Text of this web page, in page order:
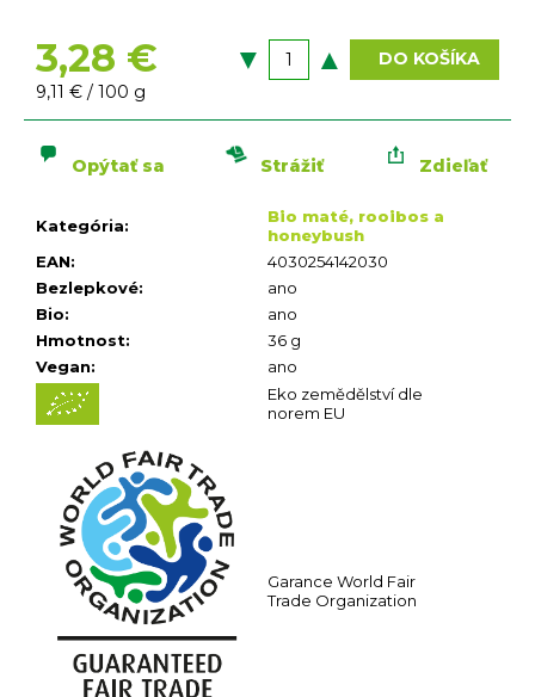
3,28 €
Jednotková
cena:
9,11 € / 100 g
DO KOŠÍKA
Kategória:
Bio maté, rooibos a
honeybush
EAN:
4030254142030
Bezlepkové:
ano
Bio:
ano
Hmotnost:
36 g
Vegan:
ano
Eko zemědělství dle
norem EU
Garance World Fair
Trade Organization
Opýtať sa Strážiť Zdieľať
e
t
e
n
s
?
HĽADAŤ